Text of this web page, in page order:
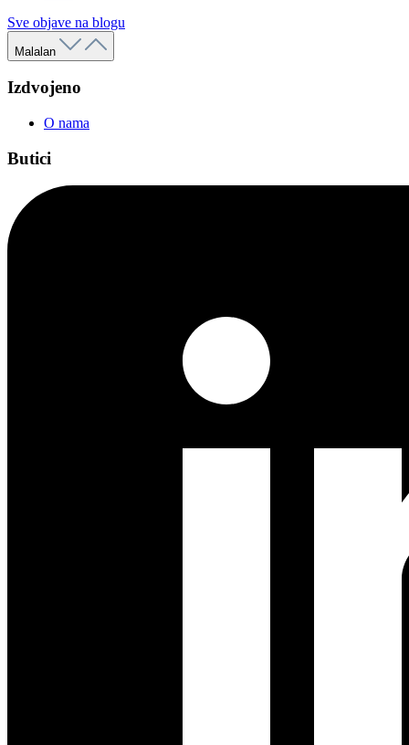
Sve objave na blogu
Malalan
Izdvojeno
O nama
Butici